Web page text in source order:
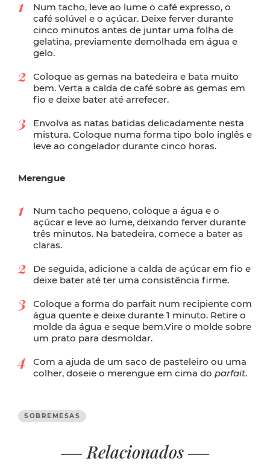
Num tacho, leve ao lume o café expresso, o
café solúvel e o açúcar. Deixe ferver durante
cinco minutos antes de juntar uma folha de
gelatina, previamente demolhada em água e
gelo.
Coloque as gemas na batedeira e bata muito
bem. Verta a calda de café sobre as gemas em
fio e deixe bater até arrefecer.
Envolva as natas batidas delicadamente nesta
mistura. Coloque numa forma tipo bolo inglês e
leve ao congelador durante cinco horas.
Merengue
Num tacho pequeno, coloque a água e o
açúcar e leve ao lume, deixando ferver durante
três minutos. Na batedeira, comece a bater as
claras.
De seguida, adicione a calda de açúcar em fio e
deixe bater até ter uma consistência firme.
Coloque a forma do parfait num recipiente com
água quente e deixe durante 1 minuto. Retire o
molde da água e seque bem.Vire o molde sobre
um prato para desmoldar.
Com a ajuda de um saco de pasteleiro ou uma
colher, doseie o merengue em cima do parfait.
SOBREMESAS
Relacionados